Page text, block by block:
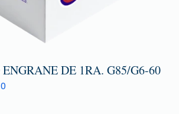
DE 1RA. G85/G6-60